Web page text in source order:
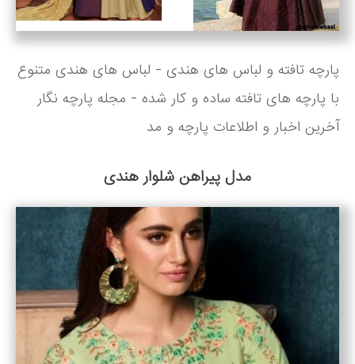
پارچه تافته و لباس های هندی - لباس های هندی متنوع
با پارچه های تافته ساده و کار شده - مجله پارچه نگار
آخرین اخبار و اطلاعات پارچه و مد
مدل پیراهن شلوار هندی